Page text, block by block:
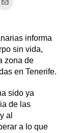
informa
sin vida,
zona de
en Tenerife.
sido ya
de las
al
a lo que